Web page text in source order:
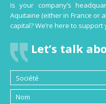
Is your company’s
Aquitaine (either in France or
capital? We’re here to support
Let’s talk